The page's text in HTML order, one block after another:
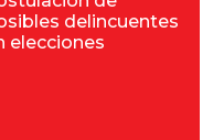
delincuentes
elecciones